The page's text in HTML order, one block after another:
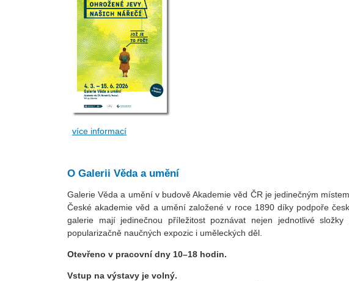
více informací
O Galerii Věda a umění
Galerie Věda a umění v budově Akademie věd ČR je jedinečným
České akademie věd a umění založené v roce 1890 díky podpoře
galerie mají jedinečnou příležitost poznávat nejen jednotlivé
popularizačně naučných expozic i uměleckých děl.
Otevřeno v pracovní dny 10–18 hodin.
Vstup na výstavy je volný.